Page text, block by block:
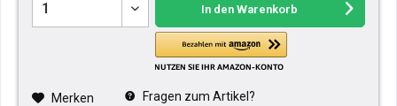
In den Warenkorb
Merken Fragen zum Artikel?